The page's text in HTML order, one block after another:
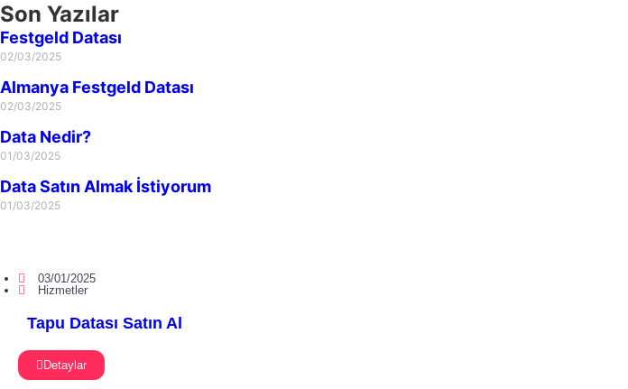
Son Yazılar
Festgeld Datası
02/03/2025
Almanya Festgeld Datası
02/03/2025
Data Nedir?
01/03/2025
Data Satın Almak İstiyorum
01/03/2025
03/01/2025
Hizmetler
Tapu Datası Satın Al
Detaylar